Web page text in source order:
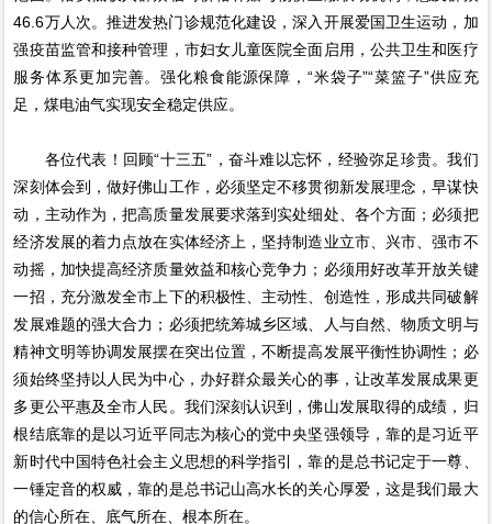
46.6万人次。推进发热门诊规范化建设，深入开展爱国卫生运动，加
强疫苗监管和接种管理，市妇女儿童医院全面启用，公共卫生和医疗
服务体系更加完善。强化粮食能源保障，“米袋子”“菜篮子”供应充
足，煤电油气实现安全稳定供应。
各位代表！回顾“十三五”，奋斗难以忘怀，经验弥足珍贵。我们
深刻体会到，做好佛山工作，必须坚定不移贯彻新发展理念，早谋快
动，主动作为，把高质量发展要求落到实处细处、各个方面；必须把
经济发展的着力点放在实体经济上，坚持制造业立市、兴市、强市不
动摇，加快提高经济质量效益和核心竞争力；必须用好改革开放关键
一招，充分激发全市上下的积极性、主动性、创造性，形成共同破解
发展难题的强大合力；必须把统筹城乡区域、人与自然、物质文明与
精神文明等协调发展摆在突出位置，不断提高发展平衡性协调性；必
须始终坚持以人民为中心，办好群众最关心的事，让改革发展成果更
多更公平惠及全市人民。我们深刻认识到，佛山发展取得的成绩，归
根结底靠的是以习近平同志为核心的党中央坚强领导，靠的是习近平
新时代中国特色社会主义思想的科学指引，靠的是总书记定于一尊、
一锤定音的权威，靠的是总书记山高水长的关心厚爱，这是我们最大
的信心所在、底气所在、根本所在。